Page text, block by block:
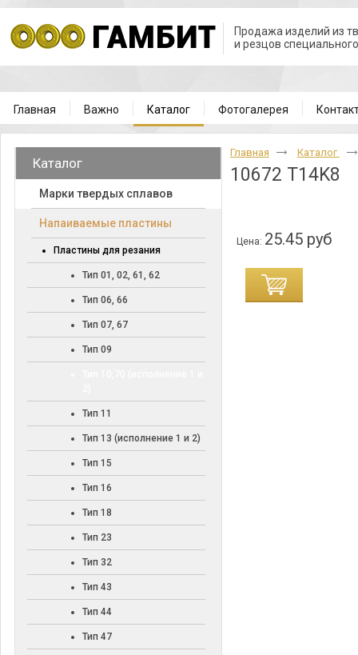
Продажа изделий из
и резцов
Главная Важно Каталог Фотогалерея
Каталог
Марки твердых сплавов
Напаиваемые пластины
Пластины для резания
Тип 01, 02, 61, 62
Тип 06, 66
Тип 07, 67
Тип 09
Тип 11
Тип 13 (исполнение 1 и 2)
Тип 15
Тип 16
Тип 18
Тип 23
Тип 32
Тип 43
Тип 44
Тип 47
Главная Каталог
10672 T14K8
Цена: 25.45 руб